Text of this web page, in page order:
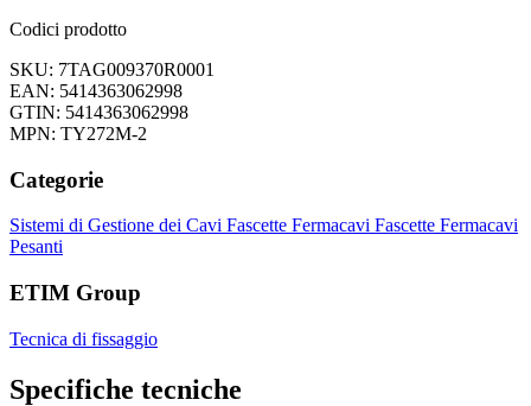
Codici prodotto
SKU: 7TAG009370R0001
EAN: 5414363062998
GTIN: 5414363062998
MPN: TY272M-2
Categorie
Sistemi di Gestione dei Cavi Fascette Fermacavi Fascette Fermacavi
Pesanti
ETIM Group
Tecnica di fissaggio
Specifiche tecniche